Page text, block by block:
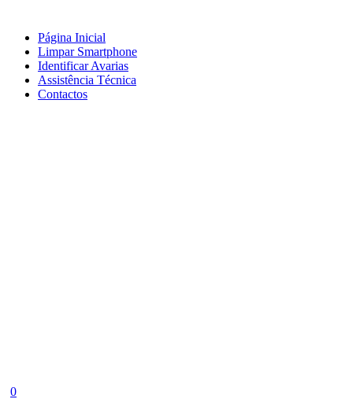
Página Inicial
Limpar Smartphone
Identificar Avarias
Assistência Técnica
Contactos
0